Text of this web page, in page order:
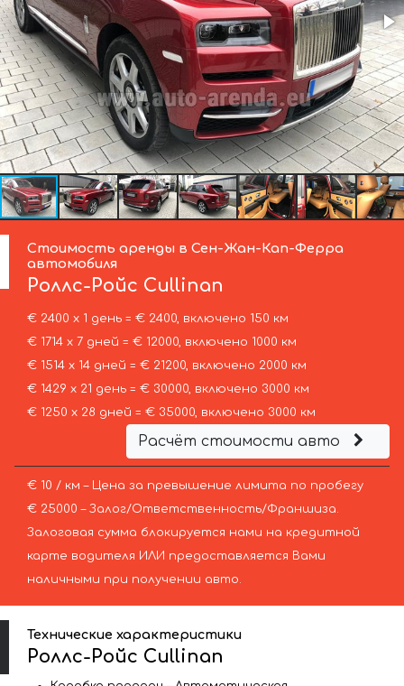
Стоимость аренды в Сен-Жан-Кап-Ферра
автомобиля
Роллс-Ройс Cullinan
€ 2400 х 1 день = € 2400, включено 150 км
€ 1714 х 7 дней = € 12000, включено 1000 км
€ 1514 х 14 дней = € 21200, включено 2000 км
€ 1429 х 21 день = € 30000, включено 3000 км
€ 1250 х 28 дней = € 35000, включено 3000 км
Расчёт стоимости авто
€ 10 / км – Цена за превышение лимита по пробегу
€ 25000 – Залог/Ответственность/Франшиза.
Залоговая сумма блокируется нами на кредитной
карте водителя ИЛИ предоставляется Вами
наличными при получении авто.
Технические характеристики
Роллс-Ройс Cullinan